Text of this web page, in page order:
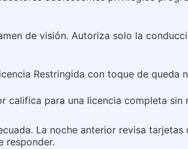
de visión. Autoriza solo la
Restringida con toque de queda
califica para una licencia completa sin
La noche anterior revisa
responder.